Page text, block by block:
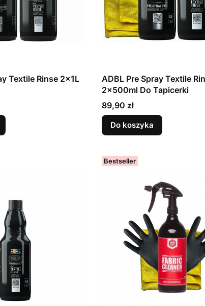
Textile Rinse 2x1L
ADBL Pre Spray Textile
2x500ml Do Tapicerki
Cena
89,90 zł
Do koszyka
Bestseller